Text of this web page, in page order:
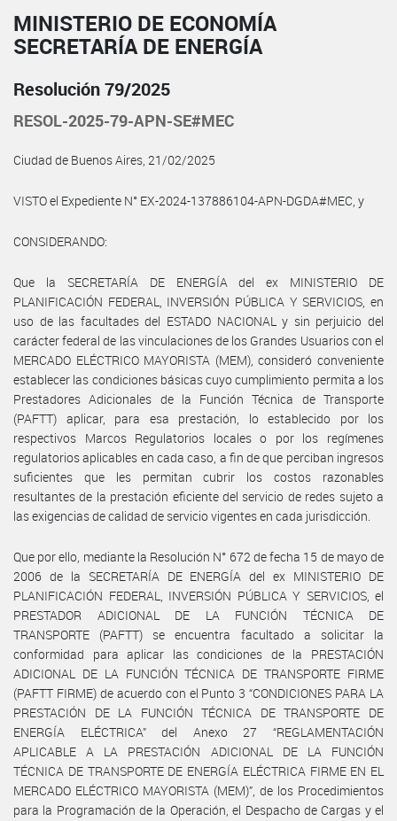
MINISTERIO DE ECONOMÍA
SECRETARÍA DE ENERGÍA
Resolución 79/2025
RESOL-2025-79-APN-SE#MEC
Ciudad de Buenos Aires, 21/02/2025
VISTO el Expediente N° EX-2024-137886104-APN-DGDA#MEC, y
CONSIDERANDO:
Que la SECRETARÍA DE ENERGÍA del ex MINISTERIO DE
PLANIFICACIÓN FEDERAL, INVERSIÓN PÚBLICA Y SERVICIOS, en
uso de las facultades del ESTADO NACIONAL y sin perjuicio del
carácter federal de las vinculaciones de los Grandes Usuarios con el
MERCADO ELÉCTRICO MAYORISTA (MEM), consideró conveniente
establecer las condiciones básicas cuyo cumplimiento permita a los
Prestadores Adicionales de la Función Técnica de Transporte
(PAFTT) aplicar, para esa prestación, lo establecido por los
respectivos Marcos Regulatorios locales o por los regímenes
regulatorios aplicables en cada caso, a fin de que perciban ingresos
suficientes que les permitan cubrir los costos razonables
resultantes de la prestación eficiente del servicio de redes sujeto a
las exigencias de calidad de servicio vigentes en cada jurisdicción.
Que por ello, mediante la Resolución N° 672 de fecha 15 de mayo de
2006 de la SECRETARÍA DE ENERGÍA del ex MINISTERIO DE
PLANIFICACIÓN FEDERAL, INVERSIÓN PÚBLICA Y SERVICIOS, el
PRESTADOR ADICIONAL DE LA FUNCIÓN TÉCNICA DE
TRANSPORTE (PAFTT) se encuentra facultado a solicitar la
conformidad para aplicar las condiciones de la PRESTACIÓN
ADICIONAL DE LA FUNCIÓN TÉCNICA DE TRANSPORTE FIRME
(PAFTT FIRME) de acuerdo con el Punto 3 “CONDICIONES PARA LA
PRESTACIÓN DE LA FUNCIÓN TÉCNICA DE TRANSPORTE DE
ENERGÍA ELÉCTRICA” del Anexo 27 “REGLAMENTACIÓN
APLICABLE A LA PRESTACIÓN ADICIONAL DE LA FUNCIÓN
TÉCNICA DE TRANSPORTE DE ENERGÍA ELÉCTRICA FIRME EN EL
MERCADO ELÉCTRICO MAYORISTA (MEM)”, de los Procedimientos
para la Programación de la Operación, el Despacho de Cargas y el